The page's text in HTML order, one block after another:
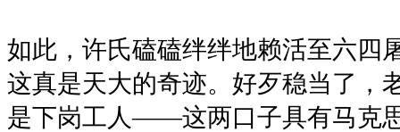
如此，许氏磕磕绊绊地赖活至六四
这真是天大的奇迹。好歹稳当了，
是下岗工人——这两口子具有马克